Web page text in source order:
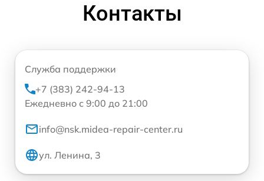
Контакты
Служба поддержки
+7 (383) 242-94-13
Ежедневно с 9:00 до 21:00
info@nsk.midea-repair-center.ru
ул. Ленина, 3